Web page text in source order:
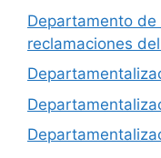
Departamento
reclamaciones